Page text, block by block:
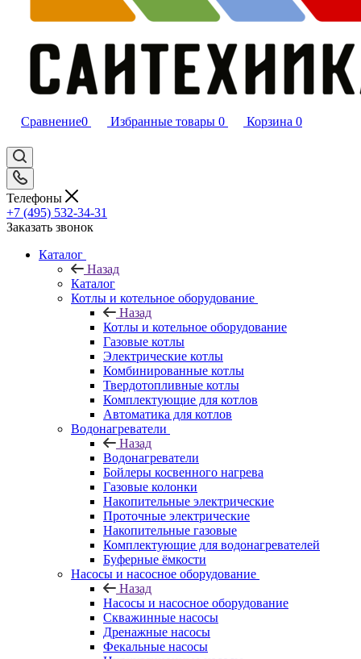
Сравнение0 Избранные товары 0 Корзина 0
Телефоны
+7 (495) 532‑34‑31
Заказать звонок
Каталог
Назад
Каталог
Котлы и котельное оборудование
Назад
Котлы и котельное оборудование
Газовые котлы
Электрические котлы
Комбинированные котлы
Твердотопливные котлы
Комплектующие для котлов
Автоматика для котлов
Водонагреватели
Назад
Водонагреватели
Бойлеры косвенного нагрева
Газовые колонки
Накопительные электрические
Проточные электрические
Накопительные газовые
Комплектующие для водонагревателей
Буферные ёмкости
Насосы и насосное оборудование
Назад
Насосы и насосное оборудование
Скважинные насосы
Дренажные насосы
Фекальные насосы